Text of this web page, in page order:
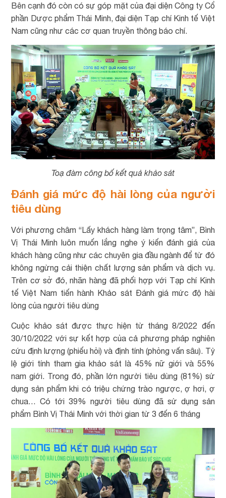
Bên cạnh đó còn có sự góp mặt của đại diện Công ty Cổ
phần Dược phẩm Thái Minh, đại diện Tạp chí Kinh tế Việt
Nam cũng như các cơ quan truyền thông báo chí.
Toạ đàm công bố kết quả khảo sát
Đánh giá mức độ hài lòng của người
tiêu dùng
Với phương châm “Lấy khách hàng làm trọng tâm”, Bình
Vị Thái Minh luôn muốn lắng nghe ý kiến đánh giá của
khách hàng cũng như các chuyên gia đầu ngành để từ đó
không ngừng cải thiện chất lượng sản phẩm và dịch vụ.
Trên cơ sở đó, nhãn hàng đã phối hợp với Tạp chí Kinh
tế Việt Nam tiến hành Khảo sát Đánh giá mức độ hài
lòng của người tiêu dùng
Cuộc khảo sát được thực hiện từ tháng 8/2022 đến
30/10/2022 với sự kết hợp của cả phương pháp nghiên
cứu định lượng (phiếu hỏi) và định tính (phỏng vấn sâu). Tỷ
lệ giới tính tham gia khảo sát là 45% nữ giới và 55%
nam giới. Trong đó, phần lớn người tiêu dùng (81%) sử
dụng sản phẩm khi có triệu chứng trào ngược, ợ hơi, ợ
chua… Có tới 39% người tiêu dùng đã sử dụng sản
phẩm Bình Vị Thái Minh với thời gian từ 3 đến 6 tháng